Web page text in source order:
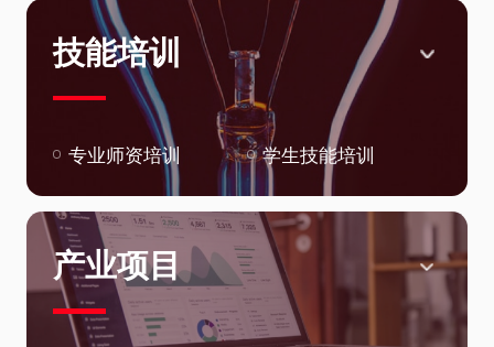
技能培训
专业师资培训 学生技能培训
产业项目